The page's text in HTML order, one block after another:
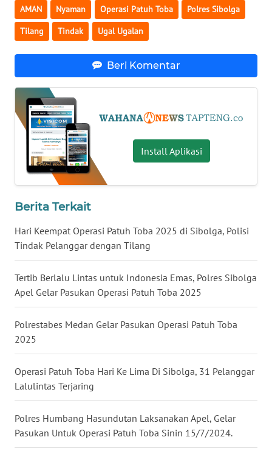
AMAN Nyaman Operasi Patuh Toba Polres Sibolga
Tilang Tindak Ugal Ugalan
Beri Komentar
Install Aplikasi
Berita Terkait
Hari Keempat Operasi Patuh Toba 2025 di Sibolga, Polisi
Tindak Pelanggar dengan Tilang
Tertib Berlalu Lintas untuk Indonesia Emas, Polres Sibolga
Apel Gelar Pasukan Operasi Patuh Toba 2025
Polrestabes Medan Gelar Pasukan Operasi Patuh Toba
2025
Operasi Patuh Toba Hari Ke Lima Di Sibolga, 31 Pelanggar
Lalulintas Terjaring
Polres Humbang Hasundutan Laksanakan Apel, Gelar
Pasukan Untuk Operasi Patuh Toba Sinin 15/7/2024.
WN
KALTARA
KALSEL
WN
KALTIM
WN
SULSEL
WN
WN
WN
MALUKU
WN
MALUT
WN
DAIRI
WN
DANAU